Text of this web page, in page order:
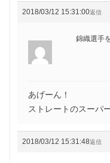
2018/03/12 15:31:00返信
錦織選手
あげーん！
ストレートのスーパ
2018/03/12 15:31:48返信